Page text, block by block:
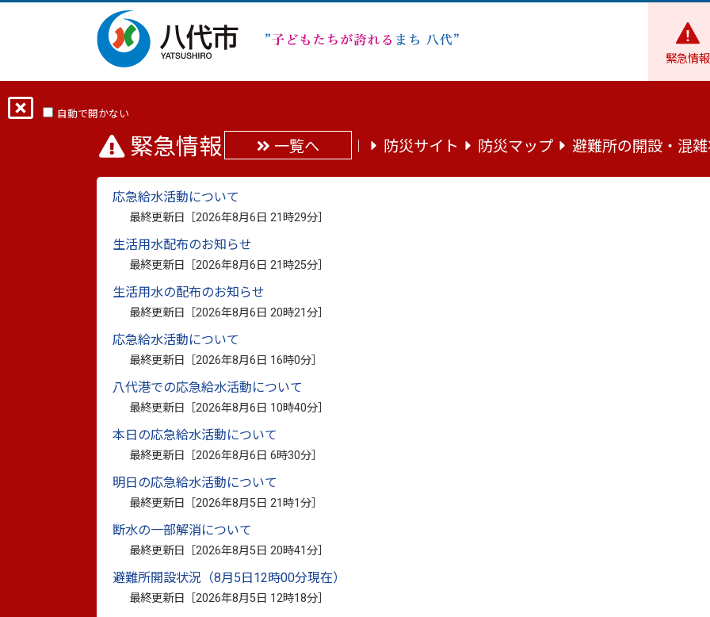
緊急情報
自動で開かない
緊急情報 一覧へ 防災サイト 防災マップ 避難所の開設・混
応急給水活動について
最終更新日［2026年8月6日 21時29分
生活用水配布のお知らせ
最終更新日［2026年8月6日 21時25分
生活用水の配布のお知らせ
最終更新日［2026年8月6日 20時21分
応急給水活動について
最終更新日［2026年8月6日 16時0分
八代港での応急給水活動について
最終更新日［2026年8月6日 10時40分
本日の応急給水活動について
最終更新日［2026年8月6日 6時30分
明日の応急給水活動について
最終更新日［2026年8月5日 21時1分
断水の一部解消について
最終更新日［2026年8月5日 20時41分
避難所開設状況（8月5日12時00分現在）
最終更新日［2026年8月5日 12時18分
【八代市金剛コミュニティセンター建替基本計画策定業務委
託】公募型プロポーザル方式の実施結果について
最終更新日：2023年5月26日 印刷
令和5年4月10日付で公募した八代市金剛コミュニティセンター建替基本計画策定業務委託に係る公募型プ
ーザルについて、提案内容の審査を行った結果、当事業の入選企画提案者（契約予定者）を次のとおり決
したので公表します。
1 業務名称
八代市金剛コミュニティセンター建替基本計画策定業務委託
2 審査日
令和5年5月19日（金曜日）